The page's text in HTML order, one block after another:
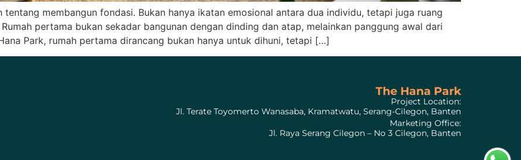
membangun fondasi. Bukan hanya ikatan emosional antara dua individu, tetapi juga ruang
pertama bukan sekadar bangunan dengan dinding dan atap, melainkan panggung awal dari
Park, rumah pertama dirancang bukan hanya untuk dihuni, tetapi […]
The Hana Park
Project Location:
Jl. Terate Toyomerto Wanasaba, Kramatwatu, Serang-Cilegon, Banten
Marketing Office:
Jl. Raya Serang Cilegon – No 3 Cilegon, Banten